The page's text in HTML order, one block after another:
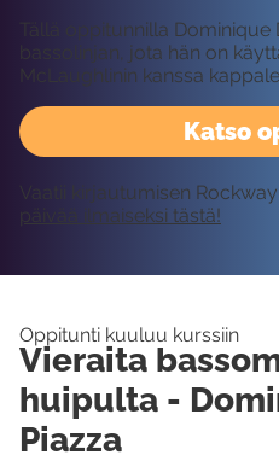
Katso
Tällä oppitunnilla
bassolinjan, jota hän on
McLaughlinin kanssa
Vaatii kirjautumisen
päivää ilmaiseksi tästä!
Oppitunti kuuluu kurssiin
Vieraita
huipulta -
Piazza